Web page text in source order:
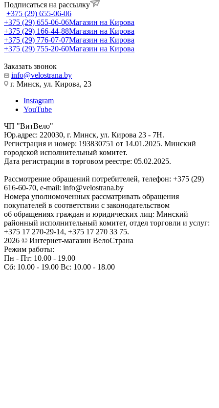
Подписаться на рассылку
+375 (29) 655-06-06
+375 (29) 655-06-06Магазин на Кирова
+375 (29) 166-44-88Магазин на Кирова
+375 (29) 776-07-07Магазин на Кирова
+375 (29) 755-20-60Магазин на Кирова
Заказать звонок
info@velostrana.by
г. Минск, ул. Кирова, 23
Instagram
YouTube
ЧП "ВитВело"
Юр.адрес: 220030, г. Минск, ул. Кирова 23 - 7Н.
Регистрация и номер: 193830751 от 14.01.2025. Минский
городской исполнительный комитет.
Дата регистрации в торговом реестре: 05.02.2025.
Рассмотрение обращений потребителей, телефон: +375 (29)
616-60-70, e-mail: info@velostrana.by
Номера уполномоченных рассматривать обращения
покупателей в соответствии с законодательством
об обращениях граждан и юридических лиц: Минский
районный исполнительный комитет, отдел торговли и услуг:
+375 17 270-29-14, +375 17 270 33 75.
2026 © Интернет-магазин ВелоСтрана
Режим работы:
Пн - Пт: 10.00 - 19.00
Сб: 10.00 - 19.00 Вс: 10.00 - 18.00